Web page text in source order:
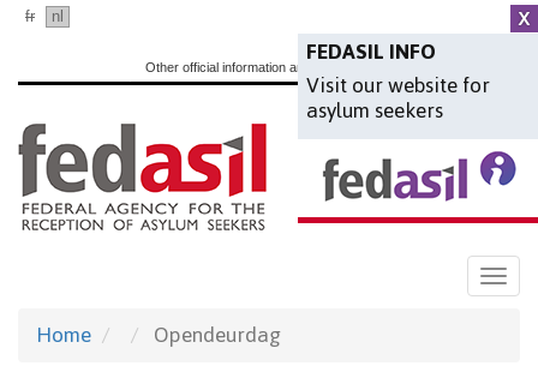
Skip
main
content
FEDASIL INFO
Visit our website for
asylum seekers
fr nl
Other official information and services:
Home Opendeurdag